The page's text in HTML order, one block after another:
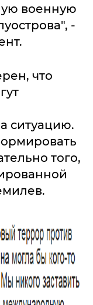
военную
-
что
ситуацию.
того,